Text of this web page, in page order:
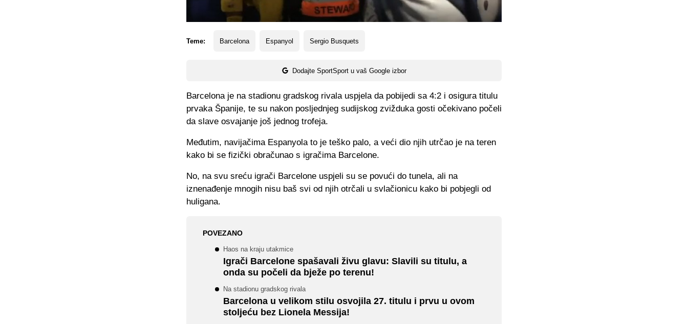
Teme: Barcelona Espanyol Sergio Busquets
Dodajte SportSport u vaš Google izbor
Barcelona je na stadionu gradskog rivala uspjela da pobijedi sa 4:2 i osigura titulu
prvaka Španije, te su nakon posljednjeg sudijskog zvižduka gosti očekivano počeli
da slave osvajanje još jednog trofeja.
Međutim, navijačima Espanyola to je teško palo, a veći dio njih utrčao je na teren
kako bi se fizički obračunao s igračima Barcelone.
No, na svu sreću igrači Barcelone uspjeli su se povući do tunela, ali na
iznenađenje mnogih nisu baš svi od njih otrčali u svlačionicu kako bi pobjegli od
huligana.
POVEZANO
Haos na kraju utakmice
Igrači Barcelone spašavali živu glavu: Slavili su titulu, a
onda su počeli da bježe po terenu!
Na stadionu gradskog rivala
Barcelona u velikom stilu osvojila 27. titulu i prvu u ovom
stoljeću bez Lionela Messija!